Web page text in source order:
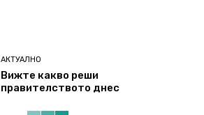
АКТУАЛНО
Вижте какво реши
правителството днес